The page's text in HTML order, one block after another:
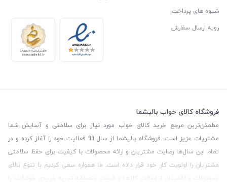
شیوه های پرداخت
رویه ارسال سفارش
فروشگاه کالای خواب بالیشما
مطمئن‌ترین مرجع خرید کالای خواب مورد نیاز برای سلامتی و آسایش شما
مشتریات عزیز است. فروشگاه بالیشما از سال 99 فعالیت خود را آغاز کرده و در
تمام این سال‌ها رضایت مشتریان و ارائه محصولات با کیفیت برای حفظ سلامتی
مشتریان را اولویت کار خود قرار داده است. ما همواره سعی کردیم با تنوع بالای
محصولات و اطمینان از اصالت کالاها و قیمت منصفانه تجربه خریدی خوشایند را